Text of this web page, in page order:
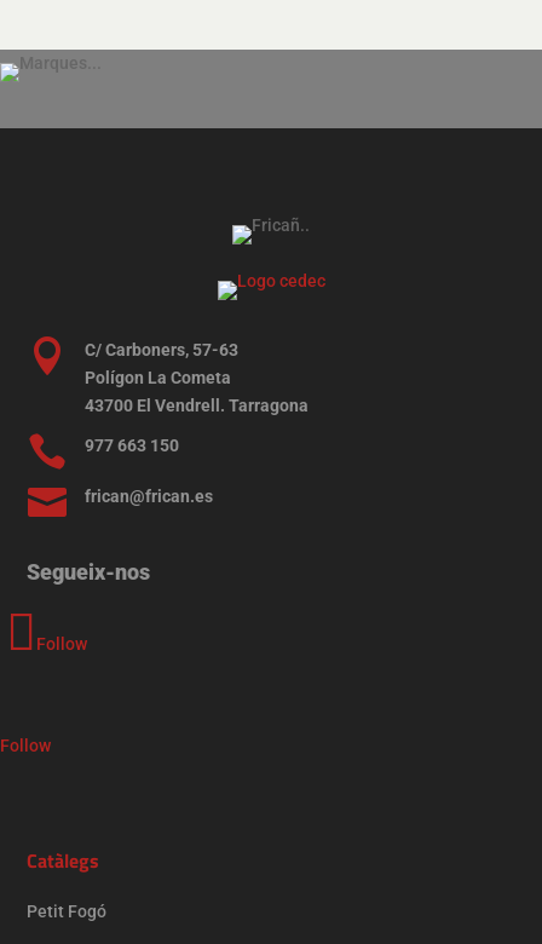

C/ Carboners, 57-63
Polígon La Cometa
43700 El Vendrell. Tarragona
 977 663 150
 frican@frican.es
Segueix-nos
Follow
Follow
Catàlegs
Petit Fogó